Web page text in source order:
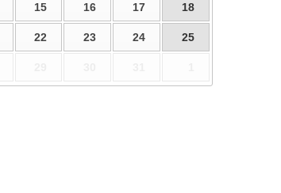
15 16 17 18
22 23 24 25